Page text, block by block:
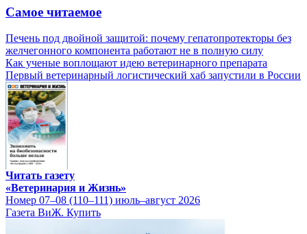
Самое читаемое
Печень под двойной защитой: почему гепатопротекторы без
желчегонного компонента работают не в полную силу
Как ученые воплощают идею ветеринарного препарата
Первый ветеринарный логистический хаб запустили в России
Читать газету
«Ветеринария и Жизнь»
Номер 07–08 (110–111) июль–август 2026
Газета ВиЖ. Купить